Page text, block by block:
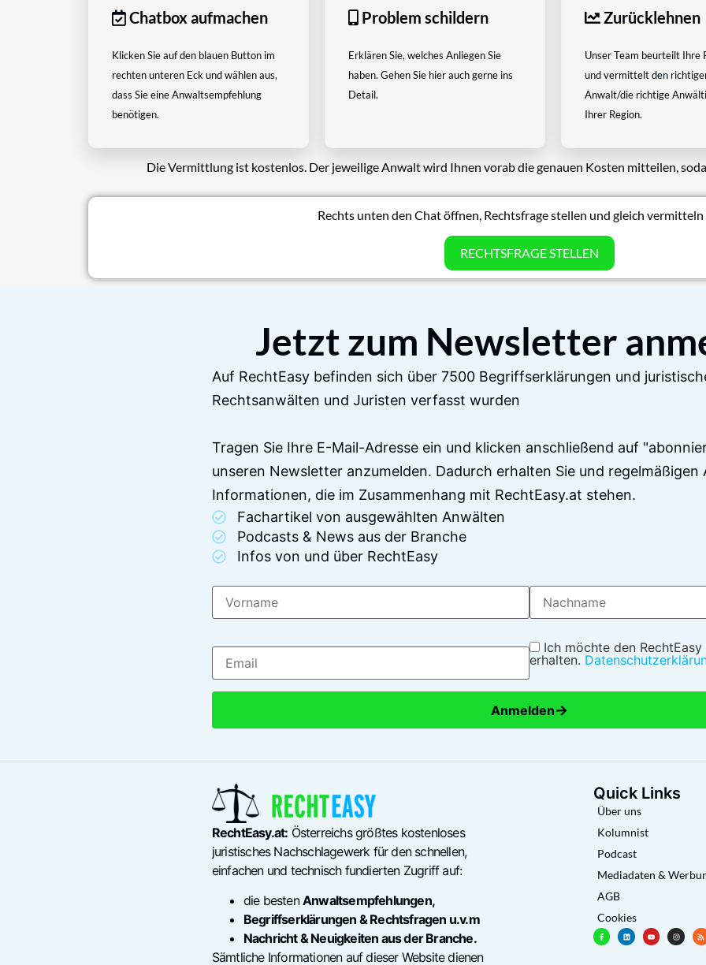
Chatbox aufmachen
Klicken Sie auf den blauen Button im
rechten unteren Eck und wählen aus,
dass Sie eine Anwaltsempfehlung
benötigen.
Problem schildern
Erklären Sie, welches Anliegen Sie
haben. Gehen Sie hier auch gerne ins
Detail.
Zurücklehnen
Unser Team beurteilt Ihre
und vermittelt den
Anwalt/die richtige
Ihrer Region.
Die Vermittlung ist kostenlos. Der jeweilige Anwalt wird Ihnen vorab die genauen Kosten mitteilen,
Rechts unten den Chat öffnen, Rechtsfrage stellen und gleich vermitteln
RECHTSFRAGE STELLEN
Jetzt zum Newsletter
Auf RechtEasy befinden sich über 7500 Begriffserklärungen und
Rechtsanwälten und Juristen verfasst wurden
Tragen Sie Ihre E-Mail-Adresse ein und klicken anschließend auf
unseren Newsletter anzumelden. Dadurch erhalten Sie und regelmäßigen
Informationen, die im Zusammenhang mit RechtEasy.at stehen.
Fachartikel von ausgewählten Anwälten
Podcasts & News aus der Branche
Infos von und über RechtEasy
Ich möchte den
erhalten.
Anmelden→
RechtEasy.at: Österreichs größtes kostenloses
juristisches Nachschlagewerk für den schnellen,
einfachen und technisch fundierten Zugriff auf:
die bestenAnwaltsempfehlungen,
Begriffserklärungen & Rechtsfragen u.v.m
Nachricht & Neuigkeiten aus der Branche.
Sämtliche Informationen auf dieser Website dienen
Quick Links
Über uns
Kolumnist
Podcast
Mediadaten &
AGB
Cookies